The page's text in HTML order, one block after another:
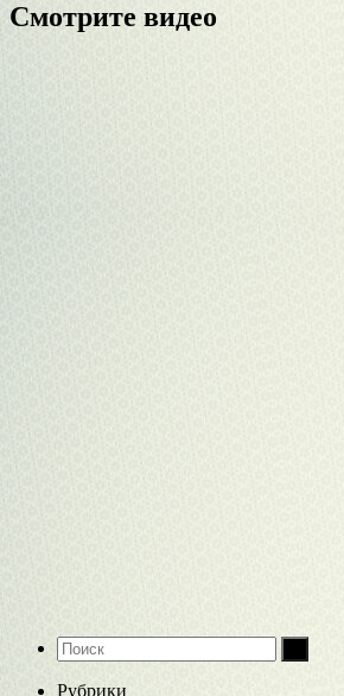
Смотрите видео
Рубрики